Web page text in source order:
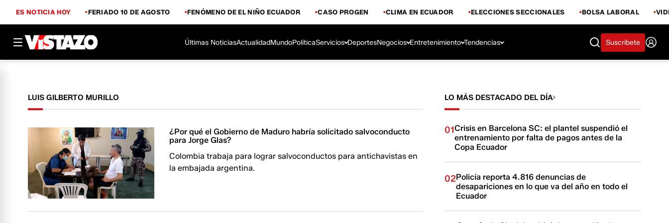
ES NOTICIA HOY FERIADO 10 DE AGOSTO FENÓMENO DE EL NIÑO ECUADOR CASO PROGEN CLIMA EN ECUADOR ELECCIONES SECCIONALES BOLSA LABORAL
Últimas NoticiasActualidadMundoPolíticaServicios DeportesNegocios Entretenimiento Tendencias Suscríbete
LUIS GILBERTO MURILLO
¿Por qué el Gobierno de Maduro habría solicitado salvoconducto
para Jorge Glas?
Colombia trabaja para lograr salvoconductos para antichavistas en
la embajada argentina.
LO MÁS DESTACADO DEL DÍA
01Crisis en Barcelona SC: el plantel suspendió el
entrenamiento por falta de pagos antes de la
Copa Ecuador
02Policía reporta 4.816 denuncias de
desapariciones en lo que va del año en todo el
Ecuador